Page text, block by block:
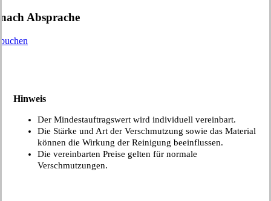
nach Absprache
buchen
Hinweis
Der Mindestauftragswert wird individuell vereinbart.
Die Stärke und Art der Verschmutzung sowie das Material
können die Wirkung der Reinigung beeinflussen.
Die vereinbarten Preise gelten für normale
Verschmutzungen.